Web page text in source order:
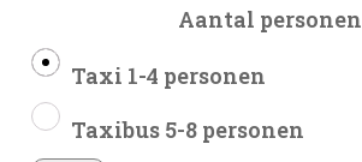
Aantal personen
Taxi 1-4 personen
Taxibus 5-8 personen